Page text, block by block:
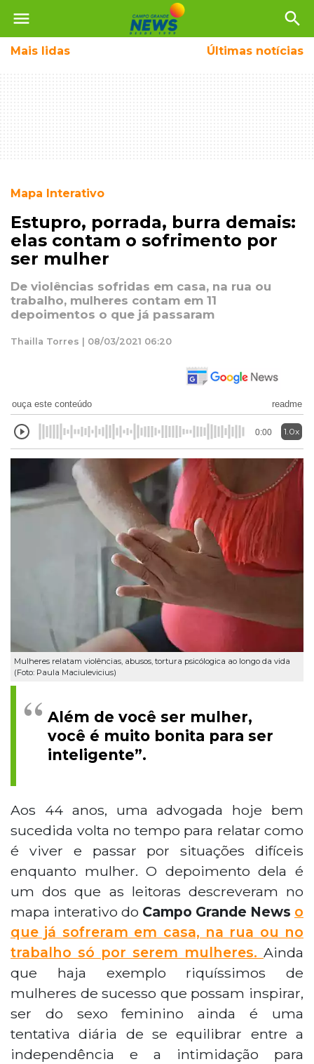
menu search
Mais lidas Últimas notícias
Mapa Interativo
Estupro, porrada, burra demais:
elas contam o sofrimento por
ser mulher
De violências sofridas em casa, na rua ou
trabalho, mulheres contam em 11
depoimentos o que já passaram
Thailla Torres | 08/03/2021 06:20
ouça este conteúdo readme
0:00 1.0x
Mulheres relatam violências, abusos, tortura psicólogica ao longo da vida
(Foto: Paula Maciulevicius)
Além de você ser mulher,
você é muito bonita para ser
inteligente”.
Aos 44 anos, uma advogada hoje bem
sucedida volta no tempo para relatar como
é viver e passar por situações difíceis
enquanto mulher. O depoimento dela é
um dos que as leitoras descreveram no
mapa interativo do Campo Grande News o
que já sofreram em casa, na rua ou no
trabalho só por serem mulheres. Ainda
que haja exemplo riquíssimos de
mulheres de sucesso que possam inspirar,
ser do sexo feminino ainda é uma
tentativa diária de se equilibrar entre a
independência e a intimidação para